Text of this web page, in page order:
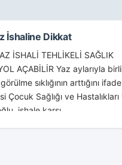
İshaline Dikkat
İSHALİ TEHLİKELİ SAĞLIK
AÇABİLİR Yaz aylarıyla
sıklığının arttığını
Çocuk Sağlığı ve Hastalıkları
ishale karşı...